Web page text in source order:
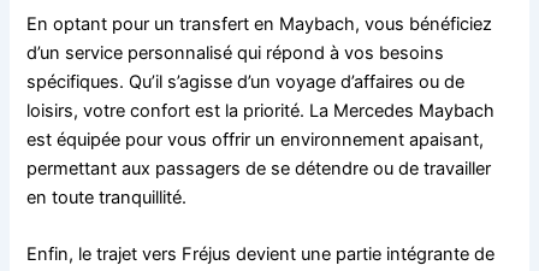
En optant pour un transfert en Maybach, vous bénéficiez
d’un service personnalisé qui répond à vos besoins
spécifiques. Qu’il s’agisse d’un voyage d’affaires ou de
loisirs, votre confort est la priorité. La Mercedes Maybach
est équipée pour vous offrir un environnement apaisant,
permettant aux passagers de se détendre ou de travailler
en toute tranquillité.
Enfin, le trajet vers Fréjus devient une partie intégrante de